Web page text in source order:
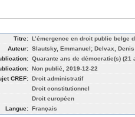
Titre: L’émergence en droit public belge
Auteur: Slautsky, Emmanuel; Delvax, Denis
Quarante ans de démocratie(s)
Non publié, 2019-12-22
CREF: Droit administratif
Droit constitutionnel
Droit européen
Langue: Français